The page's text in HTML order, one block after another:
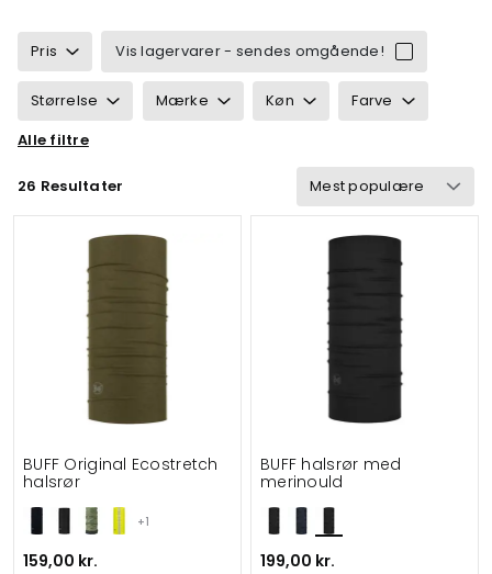
Pris Vis lagervarer - sendes omgående!
Størrelse Mærke Køn Farve
Ansvarlighed
Vægt Velegnet til
Alle filtre
26 Resultater
+1
BUFF Original Ecostretch
halsrør
159,00 kr.
BUFF halsrør med
merinould
199,00 kr.